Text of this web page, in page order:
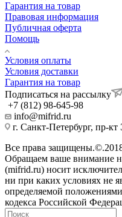
Гарантия на товар
Правовая информация
Публичная оферта
Помощь
Условия оплаты
Условия доставки
Гарантия на товар
Подписаться на рассылку
+7 (812) 98-645-98
info@mifrid.ru
г. Санкт-Петербург, пр-
Все права
Обращаем ваше внимание
(mifrid.ru) носит
ни при каких условиях не
определяемой
кодекса Российской